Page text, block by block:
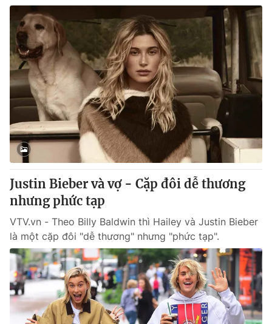
Justin Bieber và vợ - Cặp đôi dễ thương
nhưng phức tạp
VTV.vn - Theo Billy Baldwin thì Hailey và Justin Bieber
là một cặp đôi "dễ thương" nhưng "phức tạp".